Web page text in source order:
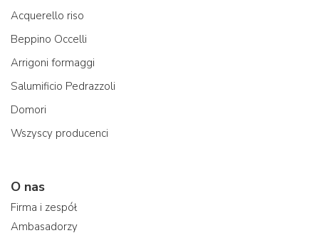
Acquerello riso
Beppino Occelli
Arrigoni formaggi
Salumificio Pedrazzoli
Domori
Wszyscy producenci
O nas
Firma i zespół
Ambasadorzy